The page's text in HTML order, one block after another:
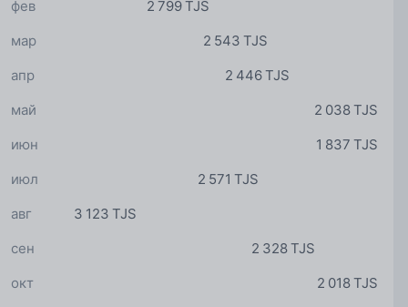
2 799 TJS
фев
2 543 TJS
мар
2 446 TJS
апр
2 038 TJS
май
1 837 TJS
июн
2 571 TJS
июл
3 123 TJS
авг
2 328 TJS
сен
2 018 TJS
окт